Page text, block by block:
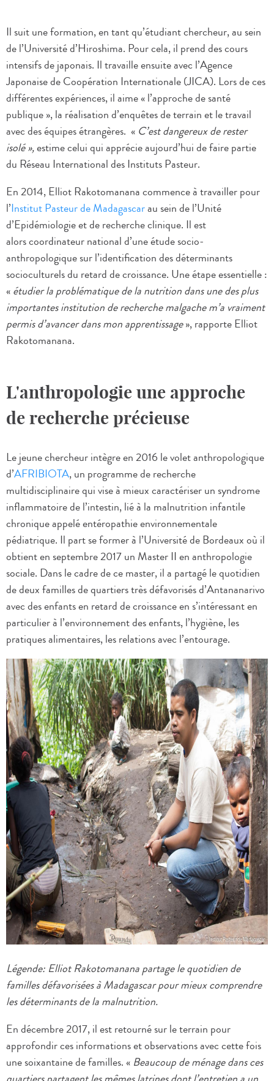
Il suit une formation, en tant qu’étudiant chercheur, au sein
de l’Université d’Hiroshima. Pour cela, il prend des cours
intensifs de japonais. Il travaille ensuite avec l’Agence
Japonaise de Coopération Internationale (JICA). Lors de ces
différentes expériences, il aime « l’approche de santé
publique », la réalisation d’enquêtes de terrain et le travail
avec des équipes étrangères. « C’est dangereux de rester
isolé »,estime celui qui apprécie aujourd’hui de faire partie
du Réseau International des Instituts Pasteur.
En 2014, Elliot Rakotomanana commence à travailler pour
l’Institut Pasteur de Madagascarau sein de l’Unité
d’Epidémiologie et de recherche clinique. Il est
alors coordinateur national d’une étude socio-
anthropologique sur l’identification des déterminants
socioculturels du retard de croissance. Une étape essentielle :
«étudier la problématique de la nutrition dans une des plus
importantes institution de recherche malgache m’a vraiment
permis d’avancer dans mon apprentissage», rapporte Elliot
Rakotomanana.
L'anthropologie une approche
de recherche précieuse
Le jeune chercheur intègre en 2016 le volet anthropologique
d’AFRIBIOTA, un programme de recherche
multidisciplinaire qui vise à mieux caractériser un syndrome
inflammatoire de l’intestin, lié à la malnutrition infantile
chronique appelé entéropathie environnementale
pédiatrique. Il part se former à l’Université de Bordeaux où il
obtient en septembre 2017 un Master II en anthropologie
sociale. Dans le cadre de ce master, il a partagé le quotidien
de deux familles de quartiers très défavorisés d’Antananarivo
avec des enfants en retard de croissance en s’intéressant en
particulier à l’environnement des enfants, l’hygiène, les
pratiques alimentaires, les relations avec l’entourage.
Légende: Elliot Rakotomanana partage le quotidien de
familles défavorisées à Madagascar pour mieux comprendre
les déterminants de la malnutrition.
En décembre 2017, il est retourné sur le terrain pour
approfondir ces informations et observations avec cette fois
une soixantaine de familles. « Beaucoup de ménage dans ces